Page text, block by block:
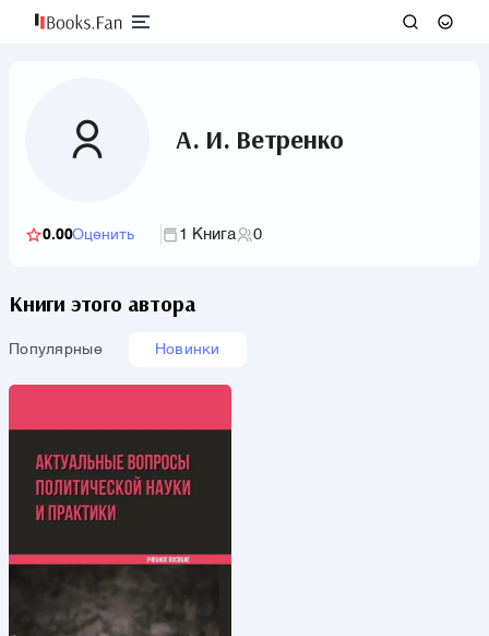
А. И. Ветренко
0.00Оценить 1 Книга 0
Книги этого автора
Популярные Новинки